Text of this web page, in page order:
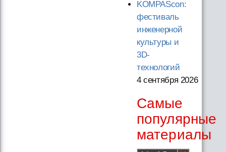
KOMPAScon:
фестиваль
инженерной
культуры и
3D-
технологий
4 сентября 2026
Самые
популярные
материалы